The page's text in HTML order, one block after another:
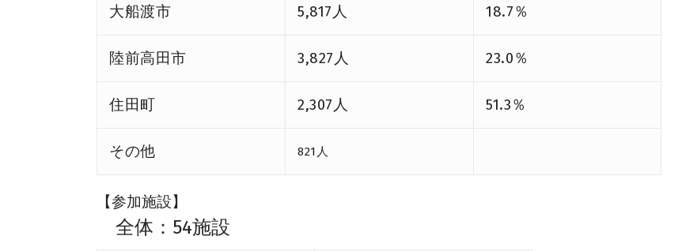
大船渡市 5,817人 18.7％
陸前高田市 3,827人 23.0％
住田町 2,307人 51.3％
その他 821人
【参加施設】
全体：54施設